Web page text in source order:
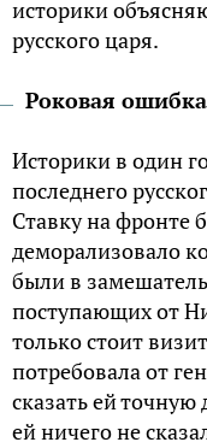
историки
русского царя.
Роковая
Историки в один
последнего
Ставку на
деморализовало
были в
поступающих от
только стоит
потребовала от
сказать ей точную
ей ничего не